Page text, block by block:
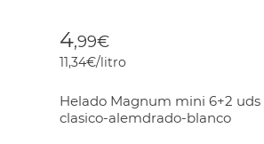
4,99€
11,34€/litro
Helado Magnum mini 6+2 uds
clasico-alemdrado-blanco